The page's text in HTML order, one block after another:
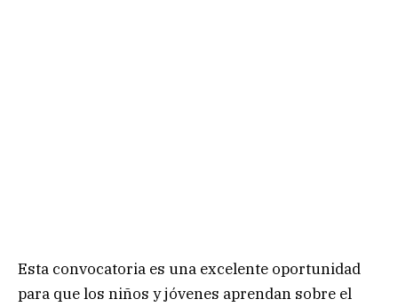
Esta convocatoria es una excelente oportunidad
para que los niños y jóvenes aprendan sobre el